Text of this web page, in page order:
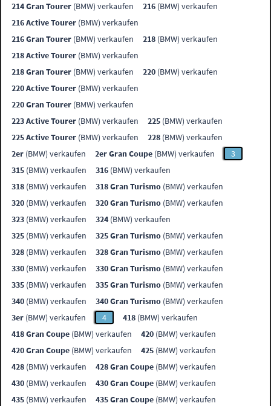
214 Gran Tourer (BMW) verkaufen 216 (BMW) verkaufen
216 Active Tourer (BMW) verkaufen
216 Gran Tourer (BMW) verkaufen 218 (BMW) verkaufen
218 Active Tourer (BMW) verkaufen
218 Gran Tourer (BMW) verkaufen 220 (BMW) verkaufen
220 Active Tourer (BMW) verkaufen
220 Gran Tourer (BMW) verkaufen
223 Active Tourer (BMW) verkaufen 225 (BMW) verkaufen
225 Active Tourer (BMW) verkaufen 228 (BMW) verkaufen
2er (BMW) verkaufen 2er Gran Coupe (BMW) verkaufen
3
315 (BMW) verkaufen 316 (BMW) verkaufen
318 (BMW) verkaufen 318 Gran Turismo (BMW) verkaufen
320 (BMW) verkaufen 320 Gran Turismo (BMW) verkaufen
323 (BMW) verkaufen 324 (BMW) verkaufen
325 (BMW) verkaufen 325 Gran Turismo (BMW) verkaufen
328 (BMW) verkaufen 328 Gran Turismo (BMW) verkaufen
330 (BMW) verkaufen 330 Gran Turismo (BMW) verkaufen
335 (BMW) verkaufen 335 Gran Turismo (BMW) verkaufen
340 (BMW) verkaufen 340 Gran Turismo (BMW) verkaufen
3er (BMW) verkaufen 4 418 (BMW) verkaufen
418 Gran Coupe (BMW) verkaufen 420 (BMW) verkaufen
420 Gran Coupe (BMW) verkaufen 425 (BMW) verkaufen
428 (BMW) verkaufen 428 Gran Coupe (BMW) verkaufen
430 (BMW) verkaufen 430 Gran Coupe (BMW) verkaufen
435 (BMW) verkaufen 435 Gran Coupe (BMW) verkaufen